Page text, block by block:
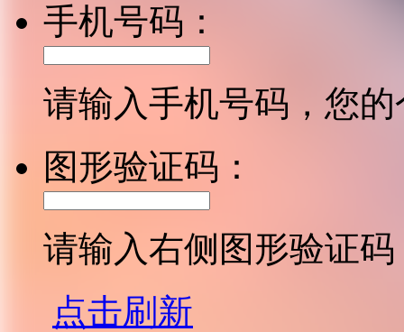
手机号码：
请输入手机号码，您
图形验证码：
请输入右侧图形验证码
点击刷新